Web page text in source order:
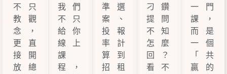
不只
教觀
念，
更直
接開
放總
我們
不只
給你
線上
課
程，
準選
案、
投報
率計
算到
招租
刁鑽
提問
不知
怎麼
回？
看不
一門
課，
而是
一個
「共
贏的